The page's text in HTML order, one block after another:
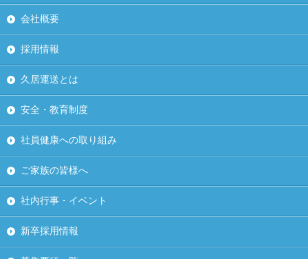
会社概要
採用情報
久居運送とは
安全・教育制度
社員健康への取り組み
ご家族の皆様へ
社内行事・イベント
新卒採用情報